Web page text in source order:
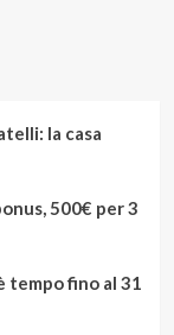
la casa
500€ per 3
tempo fino al 31